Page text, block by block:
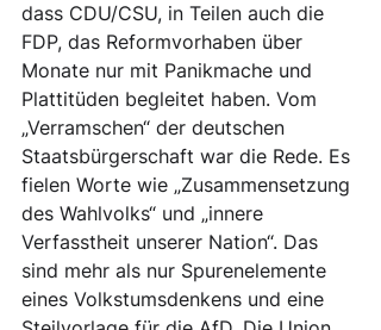
dass CDU/CSU, in Teilen auch die
FDP, das Reformvorhaben über
Monate nur mit Panikmache und
Plattitüden begleitet haben. Vom
„Verramschen“ der deutschen
Staatsbürgerschaft war die Rede. Es
fielen Worte wie „Zusammensetzung
des Wahlvolks“ und „innere
Verfasstheit unserer Nation“. Das
sind mehr als nur Spurenelemente
eines Volkstumsdenkens und eine